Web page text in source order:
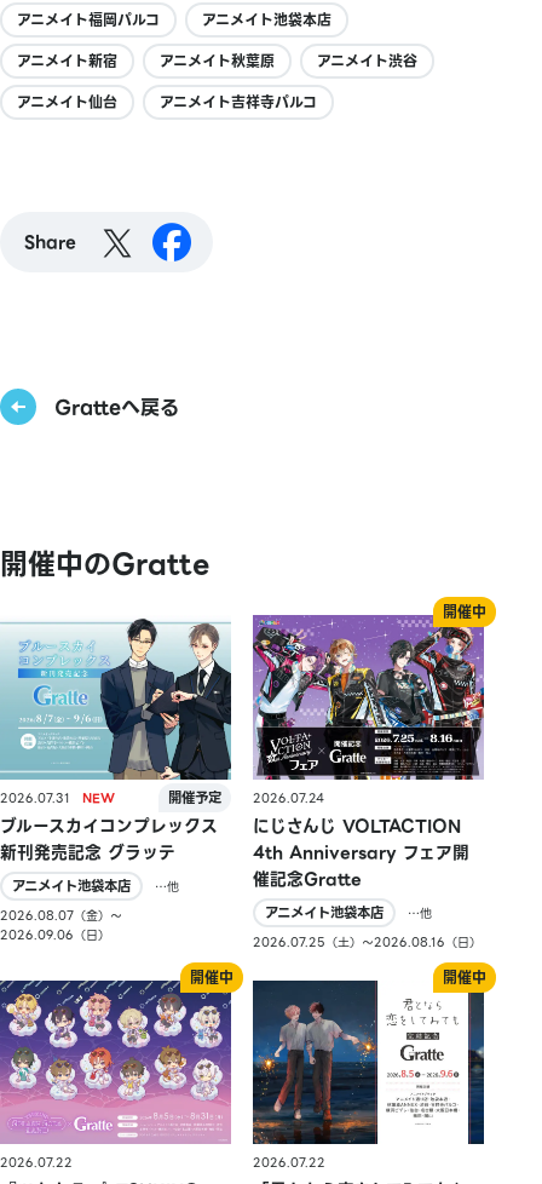
アニメイト福岡パルコ
アニメイト池袋本店
アニメイト新宿
アニメイト秋葉原
アニメイト渋谷
アニメイト仙台
アニメイト吉祥寺パルコ
Share
Gratteへ戻る
開催中のGratte
2026.07.31
ブルースカイコンプレックス
新刊発売記念 グラッテ
アニメイト池袋本店
…他
2026.08.07（金）〜
2026.09.06（日）
2026.07.24
にじさんじ VOLTACTION
4th Anniversary フェア開
催記念Gratte
アニメイト池袋本店
…他
2026.07.25（土）〜2026.08.16（日）
2026.07.22 2026.07.22